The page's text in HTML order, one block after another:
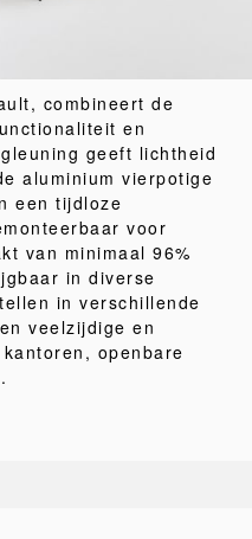
combineert de
en
geeft lichtheid
aluminium vierpotige
een tijdloze
voor
van minimaal 96%
in diverse
in verschillende
veelzijdige en
openbare